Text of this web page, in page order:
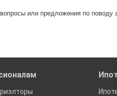
или предложения по